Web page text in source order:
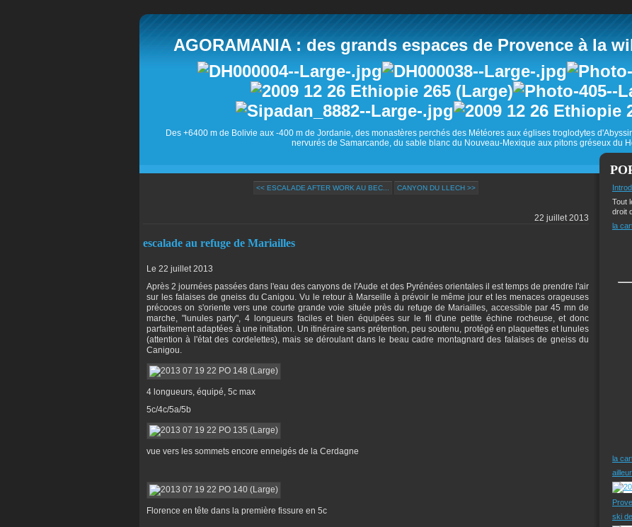
AGORAMANIA : des grands espaces de Provence à la
Des +6400 m de Bolivie aux -400 m de Jordanie, des monastères perchés des Météores aux églises troglodytes
nervurés de Samarcande, du sable blanc du Nouveau-Mexique aux pitons gréseux du
<< ESCALADE AFTER WORK AU BEC... CANYON DU LLECH >>
22 juillet 2013
escalade au refuge de Mariailles
Le 22 juillet 2013
Après 2 journées passées dans l'eau des canyons de l'Aude et des Pyrénées orientales il est temps de prendre l'air
sur les falaises de gneiss du Canigou. Vu le retour à Marseille à prévoir le même jour et les menaces orageuses
précoces on s'oriente vers une courte grande voie située près du refuge de Mariailles, accessible par 45 mn de
marche, "lunules party", 4 longueurs faciles et bien équipées sur le fil d'une petite échine rocheuse, et donc
parfaitement adaptées à une initiation. Un itinéraire sans prétention, peu soutenu, protégé en plaquettes et lunules
(attention à l'état des cordelettes), mais se déroulant dans le beau cadre montagnard des falaises de gneiss du
Canigou.
4 longueurs, équipé, 5c max
5c/4c/5a/5b
vue vers les sommets encore enneigés de la Cerdagne
Florence en tête dans la première fissure en 5c
Tout
droit
la
la
ski